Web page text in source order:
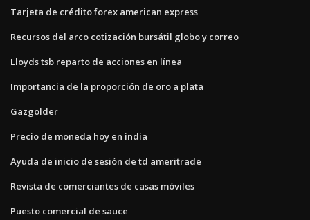
Tarjeta de crédito forex american express
Recursos del arco cotización bursátil globo y correo
Lloyds tsb reparto de acciones en línea
Importancia de la proporción de oro a plata
Gazgolder
Precio de moneda hoy en india
Ayuda de inicio de sesión de td ameritrade
Revista de comerciantes de casas móviles
Puesto comercial de sauce